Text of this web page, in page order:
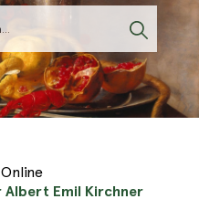
Albert Emil Kirchner